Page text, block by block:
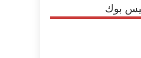
بوك